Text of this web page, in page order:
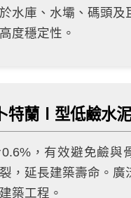
水庫、水壩、碼頭及
度穩定性。
卜特蘭Ⅰ型低鹼水泥
，有效避免鹼與
，延長建築壽命。廣
築工程。